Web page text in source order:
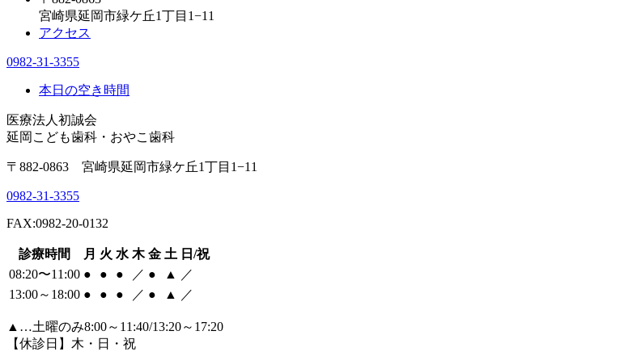
宮崎県延岡市緑ケ丘1丁目1−11
アクセス
0982-31-3355
本日の空き時間
医療法人初誠会
延岡こども歯科・おやこ歯科
〒882-0863 宮崎県延岡市緑ケ丘1丁目1−11
0982-31-3355
FAX:0982-20-0132
診療時間 月 火 水 木 金 土 日/祝
08:20〜11:00 ● ● ● ／ ● ▲
／
13:00～18:00 ● ● ● ／ ● ▲ ／
▲ …土曜のみ8:00～11:40/13:20～17:20
【休診日】木・日・祝